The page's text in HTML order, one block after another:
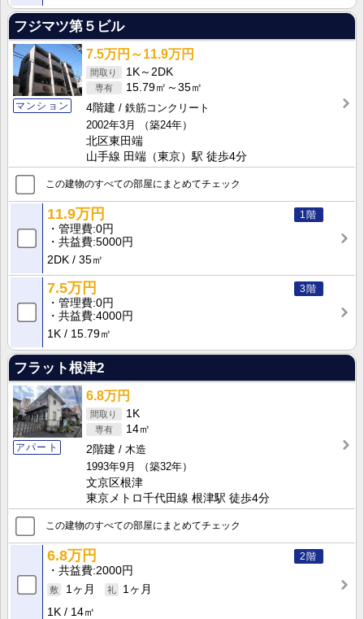
フジマツ第５ビル
マンション
7.5万円～11.9万円
1K～2DK
15.79㎡～35㎡
4階建
鉄筋コンクリート
2002年3月
（築24年）
北区東田端
山手線 田端（東京）駅 徒歩4分
この建物のすべての部屋にまとめてチェック
1階
11.9万円
管理費 0円
共益費 5000円
2DK
35㎡
3階
7.5万円
管理費 0円
共益費 4000円
1K
15.79㎡
フラット根津2
アパート
6.8万円
1K
14㎡
2階建
木造
1993年9月
（築32年）
文京区根津
東京メトロ千代田線 根津駅 徒歩4分
この建物のすべての部屋にまとめてチェック
2階
6.8万円
共益費 2000円
1ヶ月
1ヶ月
1K
14㎡